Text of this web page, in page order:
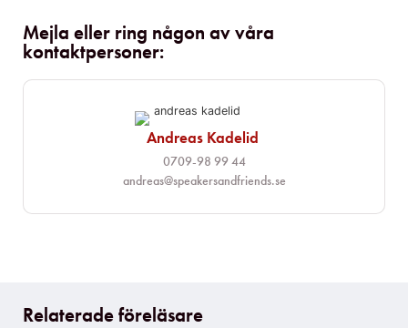
Mejla eller ring någon av våra
kontaktpersoner:
Andreas Kadelid ​
0709-98 99 44
andreas@speakersandfriends.se​
Relaterade föreläsare